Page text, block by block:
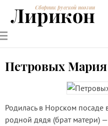
РУССКИЕ
ПОЭТЫ
СОВРЕМЕННИКИ
ПОЭЗИИ
Сборник русской поэзии
Лирикон
Петровых Мария
Родилась в Норском посаде
родной дядя (брат матери)